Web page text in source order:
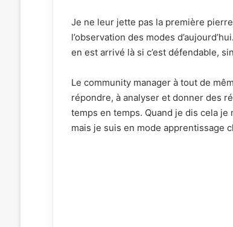
Je ne leur jette pas la première
l’observation des modes
en est arrivé là si c’est défendable,
Le community manager à tout de
répondre, à analyser et donner des
temps en temps. Quand je dis cela je
mais je suis en mode apprentissage